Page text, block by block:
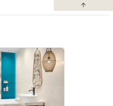
arrow_upward